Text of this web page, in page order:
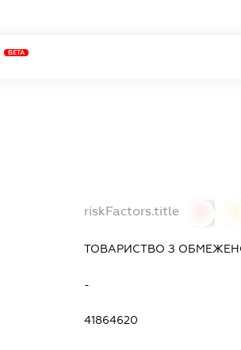
BETA
riskFactors.title
ТОВАРИСТВО З
-
41864620